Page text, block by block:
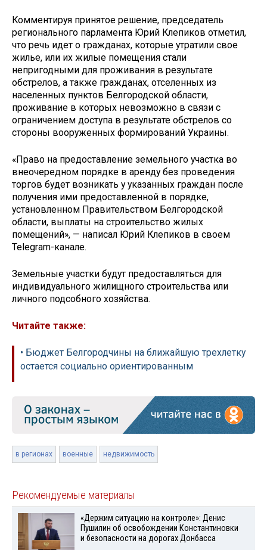
Комментируя принятое решение, председатель
регионального парламента Юрий Клепиков отметил,
что речь идет о гражданах, которые утратили свое
жилье, или их жилые помещения стали
непригодными для проживания в результате
обстрелов, а также гражданах, отселенных из
населенных пунктов Белгородской области,
проживание в которых невозможно в связи с
ограничением доступа в результате обстрелов со
стороны вооруженных формирований Украины.
«Право на предоставление земельного участка во
внеочередном порядке в аренду без проведения
торгов будет возникать у указанных граждан после
получения ими предоставленной в порядке,
установленном Правительством Белгородской
области, выплаты на строительство жилых
помещений», — написал Юрий Клепиков в своем
Telegram-канале.
Земельные участки будут предоставляться для
индивидуального жилищного строительства или
личного подсобного хозяйства.
Читайте также:
• Бюджет Белгородчины на ближайшую трехлетку
остается социально ориентированным
в регионах военные недвижимость
Рекомендуемые материалы
«Держим ситуацию на контроле»: Денис
Пушилин об освобождении Константиновки
и безопасности на дорогах Донбасса